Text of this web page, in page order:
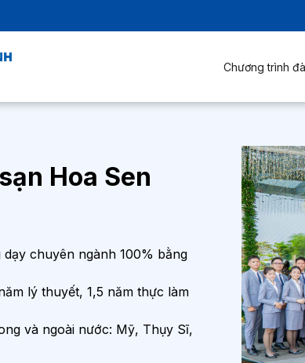
Chương trình
Hoa Sen
chuyên ngành 100% bằng
lý thuyết, 1,5 năm thực làm
và ngoài nước: Mỹ, Thụy Sĩ,